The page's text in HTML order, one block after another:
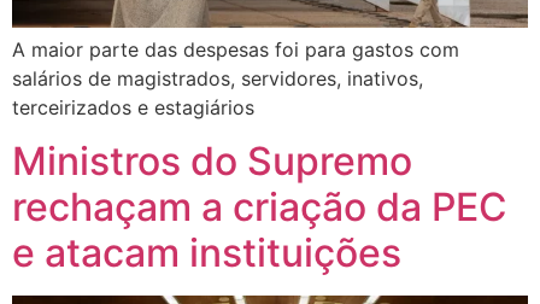
A maior parte das despesas foi para gastos com
salários de magistrados, servidores, inativos,
terceirizados e estagiários
Ministros do Supremo
rechaçam a criação da PEC
e atacam instituições